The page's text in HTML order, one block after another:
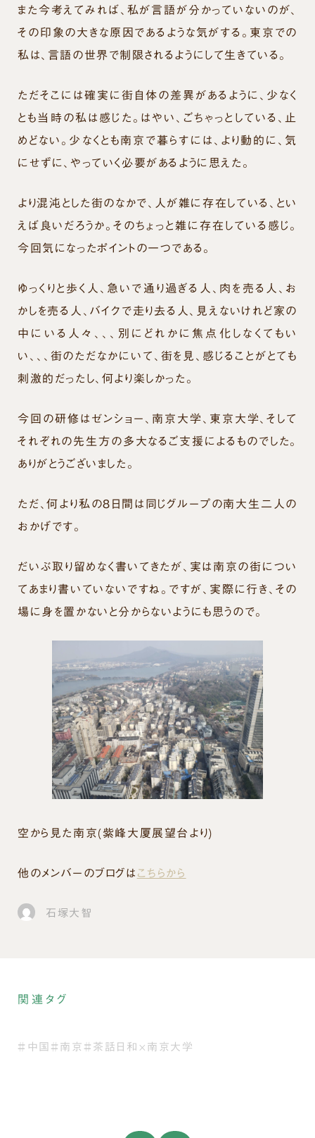
また今考えてみれば、私が言語が分かっていないのが、
その印象の大きな原因であるような気がする。東京での
私は、言語の世界で制限されるようにして生きている。
ただそこには確実に街自体の差異があるように、少なく
とも当時の私は感じた。はやい、ごちゃっとしている、止
めどない。少なくとも南京で暮らすには、より動的に、気
にせずに、やっていく必要があるように思えた。
より混沌とした街のなかで、人が雑に存在している、とい
えば良いだろうか。そのちょっと雑に存在している感じ。
今回気になったポイントの一つである。
ゆっくりと歩く人、急いで通り過ぎる人、肉を売る人、お
かしを売る人、バイクで走り去る人、見えないけれど家の
中にいる人々、、、別にどれかに焦点化しなくてもい
い、、、街のただなかにいて、街を見、感じることがとても
刺激的だったし、何より楽しかった。
今回の研修はゼンショー、南京大学、東京大学、そして
それぞれの先生方の多大なるご支援によるものでした。
ありがとうございました。
ただ、何より私の８日間は同じグループの南大生二人の
おかげです。
だいぶ取り留めなく書いてきたが、実は南京の街につい
てあまり書いていないですね。ですが、実際に行き、その
場に身を置かないと分からないようにも思うので。
空から見た南京(紫峰大厦展望台より)
他のメンバーのブログはこちらから
石塚大智
関連タグ
＃中国＃南京＃茶話日和×南京大学